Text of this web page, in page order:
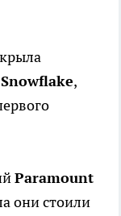
Snowflake,
Paramount
они стоили